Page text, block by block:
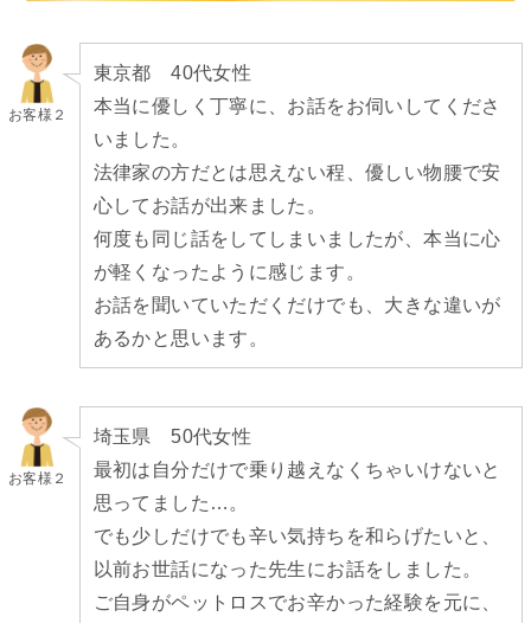
お客様２
東京都 40代女性
本当に優しく丁寧に、お話をお伺いしてくださ
いました。
法律家の方だとは思えない程、優しい物腰で安
心してお話が出来ました。
何度も同じ話をしてしまいましたが、本当に心
が軽くなったように感じます。
お話を聞いていただくだけでも、大きな違いが
あるかと思います。
お客様２
埼玉県 50代女性
最初は自分だけで乗り越えなくちゃいけないと
思ってました…。
でも少しだけでも辛い気持ちを和らげたいと、
以前お世話になった先生にお話をしました。
ご自身がペットロスでお辛かった経験を元に、